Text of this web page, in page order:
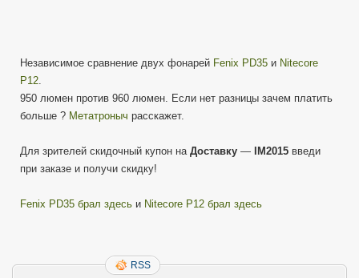
Независимое сравнение двух фонарей Fenix PD35 и Nitecore
P12
950 люмен против 960 люмен. Если нет разницы зачем платить
больше ? Метатроныч расскажет.
Для зрителей скидочный купон на Доставку — IM2015 введи
при заказе и получи скидку!
Fenix PD35 брал здесь и Nitecore P12 брал здесь
RSS